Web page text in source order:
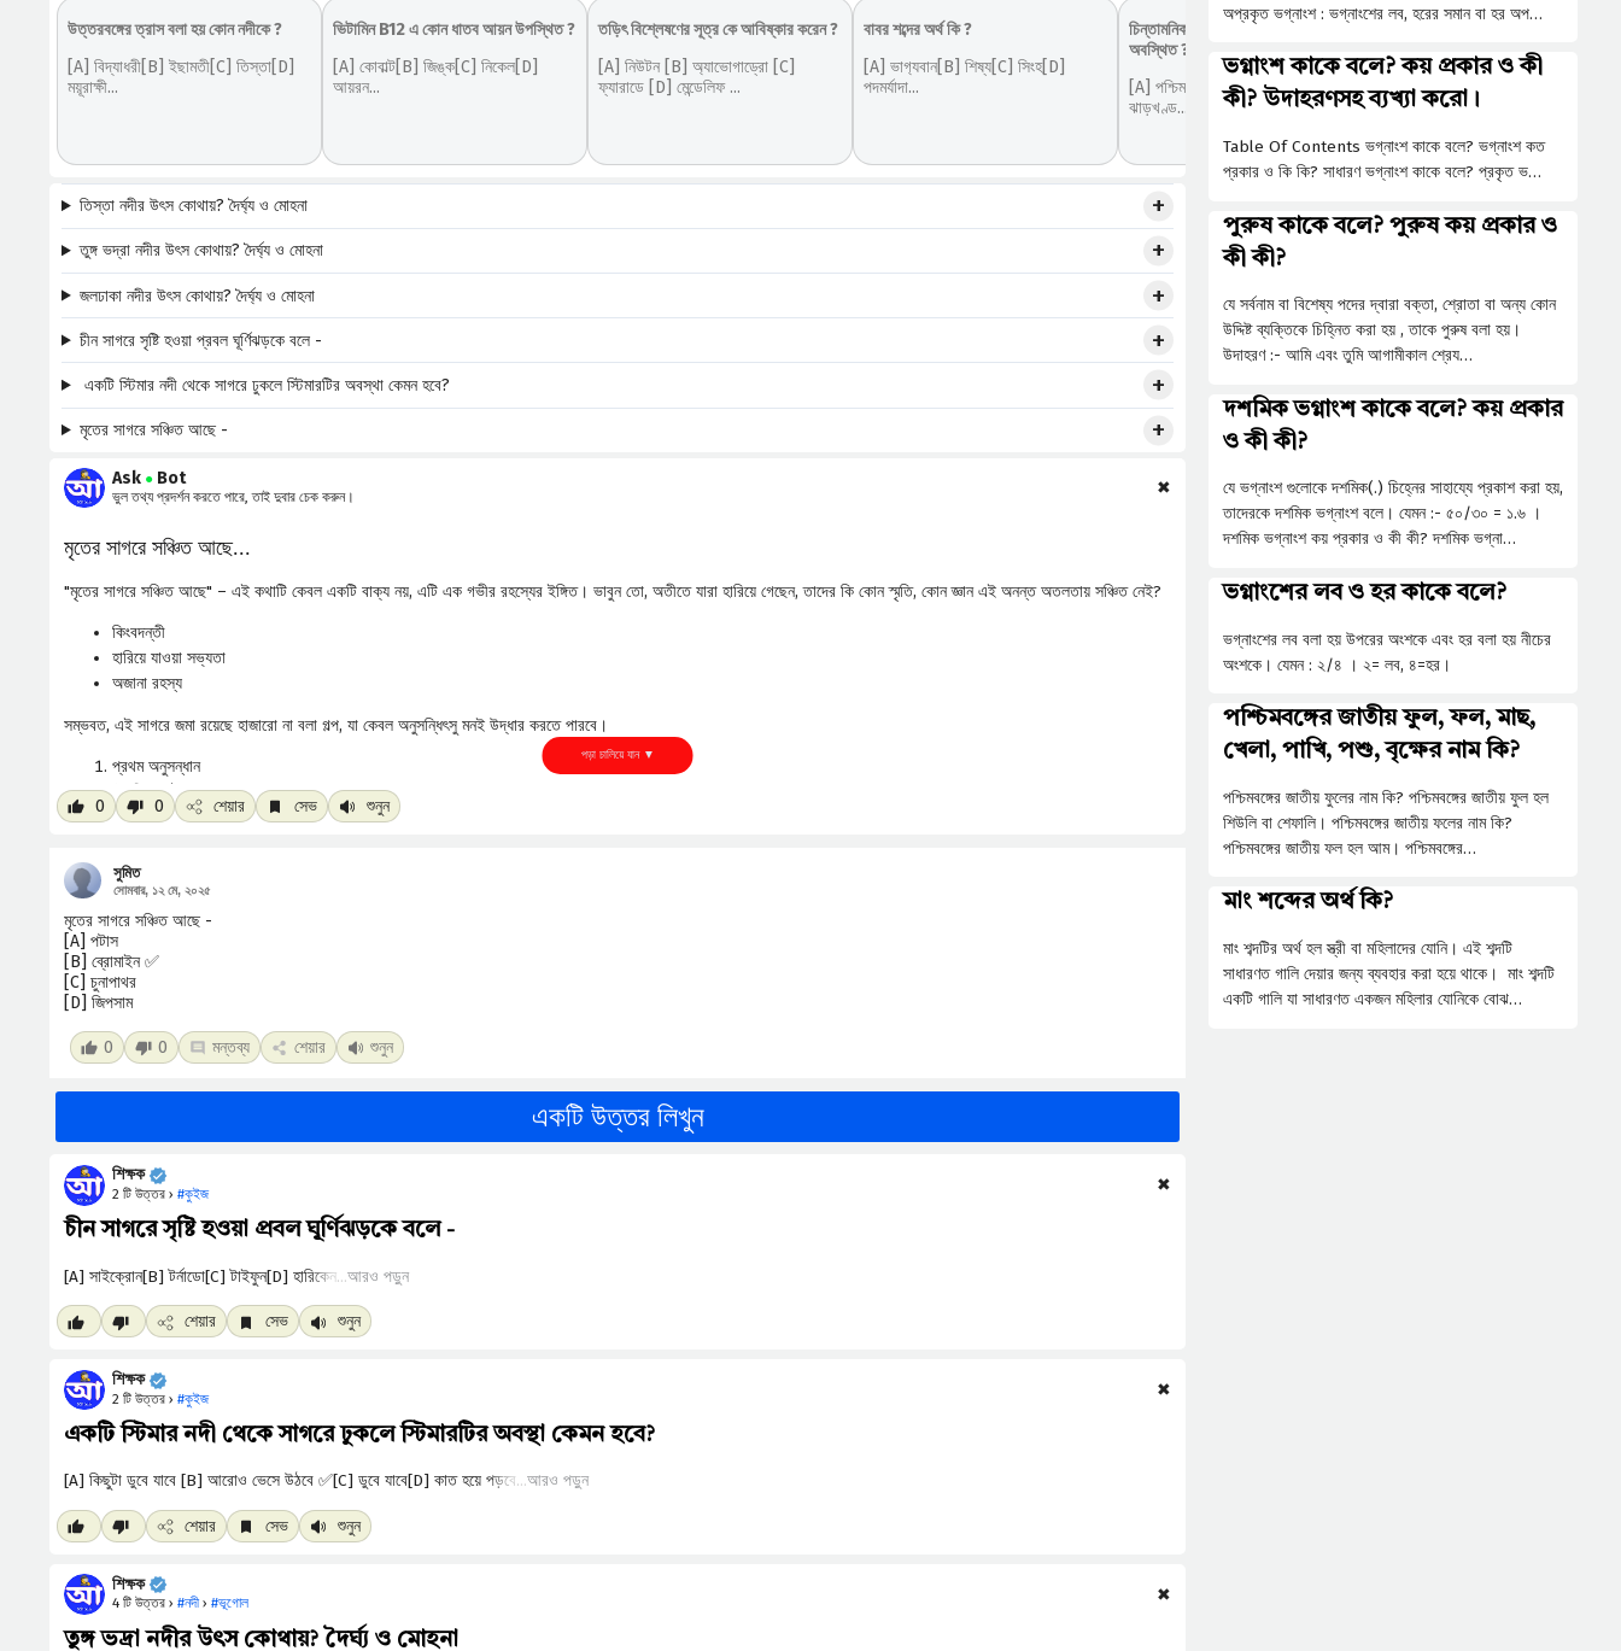
উত্তরবঙ্গের ত্রাস বলা হয় কোন নদীকে ?
[A] বিদ্যাধরী[B] ইছামতী[C] তিস্তা[D]
ময়ূরাক্ষী...
ভিটামিন B12 এ কোন ধাতব আয়ন উপস্থিত ?
[A] কোবাল্ট[B] জিঙ্ক[C] নিকেল[D]
আয়রন...
তড়িৎ বিশ্লেষণের সূত্র কে আবিষ্কার করেন ?
[A] নিউটন [B] অ্যাভোগাড্রো [C]
ফ্যারাডে [D] মেন্ডেলিফ ...
বাবর শব্দের অর্থ কি ?
[A] ভাগ‍্যবান[B] শিষ্য[C] সিংহ[D]
পদমর্যাদা...
চিন্তামনিকর পক্ষী অভয়ারণ্য কোন রাজ্যে
অবস্থিত ?
[A] পশ্চিমবঙ্গ[B] ছত্তিশগড়[C] আসাম[D]
ঝাড়খণ্ড...
তিস্তা নদীর উৎস কোথায়? দৈর্ঘ্য ও মোহনা
তুঙ্গ ভদ্রা নদীর উৎস কোথায়? দৈর্ঘ্য ও মোহনা
জলঢাকা নদীর উৎস কোথায়? দৈর্ঘ্য ও মোহনা
চীন সাগরে সৃষ্টি হওয়া প্রবল ঘূর্ণিঝড়কে বলে -
একটি স্টিমার নদী থেকে সাগরে ঢুকলে স্টিমারটির অবস্থা কেমন হবে?
মৃতের সাগরে সঞ্চিত আছে -
Ask ●Bot
ভুল তথ্য প্রদর্শন করতে পারে, তাই দুবার চেক করুন। ✖
মৃতের সাগরে সঞ্চিত আছে...
"মৃতের সাগরে সঞ্চিত আছে" – এই কথাটি কেবল একটি বাক্য নয়, এটি এক গভীর রহস্যের ইঙ্গিত। ভাবুন তো, অতীতে যারা হারিয়ে গেছেন, তাদের কি কোন স্মৃতি, কোন জ্ঞান এই অনন্ত অতলতায় সঞ্চিত নেই?
কিংবদন্তী
হারিয়ে যাওয়া সভ্যতা
অজানা রহস্য
সম্ভবত, এই সাগরে জমা রয়েছে হাজারো না বলা গল্প, যা কেবল অনুসন্ধিৎসু মনই উদ্ধার করতে পারবে।
প্রথম অনুসন্ধান
দ্বিতীয় পর্যায়
চূড়ান্ত আবিষ্কার
এই অনন্ত জলরাশির গভীরে কী লুকিয়ে আছে, তা এক রোমাঞ্চকর প্রশ্ন!
0 0 শেয়ার সেভ শুনুন
সুমিত
সোমবার, ১২ মে, ২০২৫
মৃতের সাগরে সঞ্চিত আছে -
[A] পটাস
[B] ব্রোমাইন ✅
[C] চুনাপাথর
[D] জিপসাম
0 0 মন্তব্য শেয়ার শুনুন
একটি উত্তর লিখুন
শিক্ষক
2 টি উত্তর › #কুইজ ✖
চীন সাগরে সৃষ্টি হওয়া প্রবল ঘূর্ণিঝড়কে বলে -
আরও পড়ুন
শেয়ার সেভ শুনুন
শিক্ষক
2 টি উত্তর › #কুইজ ✖
একটি স্টিমার নদী থেকে সাগরে ঢুকলে স্টিমারটির অবস্থা কেমন হবে?
আরও পড়ুন
শেয়ার সেভ শুনুন
শিক্ষক
4 টি উত্তর › #নদী› #ভূগোল ✖
তুঙ্গ ভদ্রা নদীর উৎস কোথায়? দৈর্ঘ্য ও মোহনা
অপ্রকৃত ভগ্নাংশ : ভগ্নাংশের লব, হরের সমান বা হর অপ…
ভগ্নাংশ কাকে বলে? কয় প্রকার ও কী
কী? উদাহরণসহ ব্যখ্যা করো।
Table Of Contents ভগ্নাংশ কাকে বলে? ভগ্নাংশ কত
প্রকার ও কি কি? সাধারণ ভগ্নাংশ কাকে বলে? প্রকৃত ভ…
পুরুষ কাকে বলে? পুরুষ কয় প্রকার ও
কী কী?
যে সর্বনাম বা বিশেষ্য পদের দ্বারা বক্তা, শ্রোতা বা অন্য কোন
উদ্দিষ্ট ব্যক্তিকে চিহ্নিত করা হয় , তাকে পুরুষ বলা হয়।
উদাহরণ :- আমি এবং তুমি আগামীকাল শ্রেয…
দশমিক ভগ্নাংশ কাকে বলে? কয় প্রকার
ও কী কী?
যে ভগ্নাংশ গুলোকে দশমিক(.) চিহ্নের সাহায্যে প্রকাশ করা হয়,
তাদেরকে দশমিক ভগ্নাংশ বলে। যেমন :- ৫০/৩০ = ১.৬ ।
দশমিক ভগ্নাংশ কয় প্রকার ও কী কী? দশমিক ভগ্না…
ভগ্নাংশের লব ও হর কাকে বলে?
ভগ্নাংশের লব বলা হয় উপরের অংশকে এবং হর বলা হয় নীচের
অংশকে। যেমন : ২/৪ । ২= লব, ৪=হর।
পশ্চিমবঙ্গের জাতীয় ফুল, ফল, মাছ,
খেলা, পাখি, পশু, বৃক্ষের নাম কি?
পশ্চিমবঙ্গের জাতীয় ফুলের নাম কি? পশ্চিমবঙ্গের জাতীয় ফুল হল
শিউলি বা শেফালি। পশ্চিমবঙ্গের জাতীয় ফলের নাম কি?
পশ্চিমবঙ্গের জাতীয় ফল হল আম। পশ্চিমবঙ্গের…
মাং শব্দের অর্থ কি?
মাং শব্দটির অর্থ হল স্ত্রী বা মহিলাদের যোনি। এই শব্দটি
সাধারণত গালি দেয়ার জন্য ব্যবহার করা হয়ে থাকে। মাং শব্দটি
একটি গালি যা সাধারণত একজন মহিলার যোনিকে বোঝ…